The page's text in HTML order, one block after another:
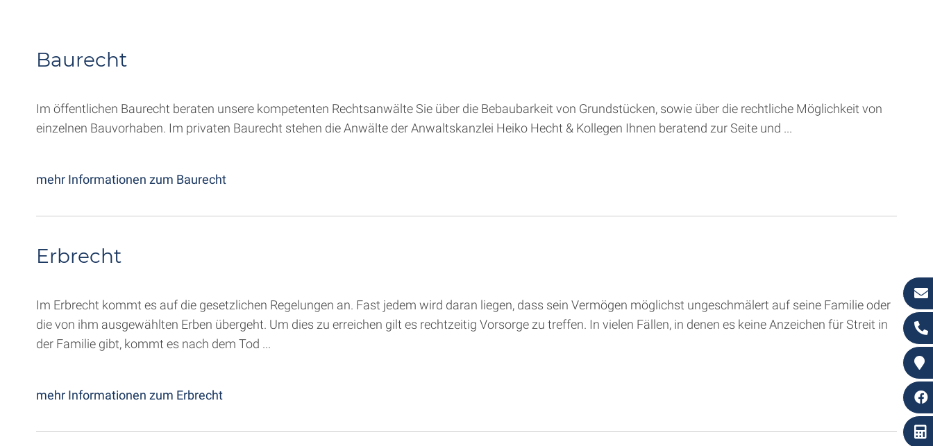
Baurecht
Im öffentlichen Baurecht beraten unsere kompetenten Rechtsanwälte Sie über die Bebaubarkeit von Grundstücken, sowie über die rechtliche Möglichkeit von
einzelnen Bauvorhaben. Im privaten Baurecht stehen die Anwälte der Anwaltskanzlei Heiko Hecht & Kollegen Ihnen beratend zur Seite und ...
mehr Informationen zum Baurecht
Erbrecht
Im Erbrecht kommt es auf die gesetzlichen Regelungen an. Fast jedem wird daran liegen, dass sein Vermögen möglichst ungeschmälert auf seine Familie oder
die von ihm ausgewählten Erben übergeht. Um dies zu erreichen gilt es rechtzeitig Vorsorge zu treffen. In vielen Fällen, in denen es keine Anzeichen für Streit in
der Familie gibt, kommt es nach dem Tod ...
mehr Informationen zum Erbrecht